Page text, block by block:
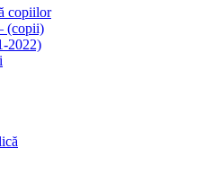
copiilor
(copii)
2022)